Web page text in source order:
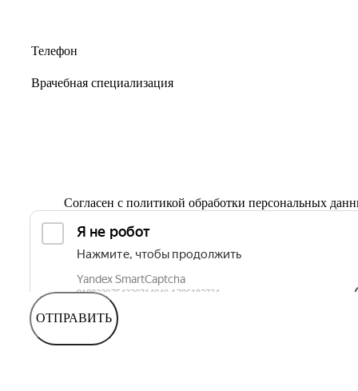
Согласен с политикой обработки персональных
ОТПРАВИТЬ